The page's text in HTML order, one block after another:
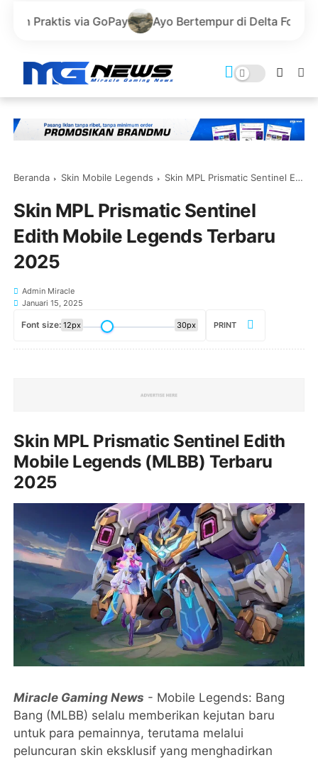
GoPay Ayo Bertempur di Delta Force dengan Senjata
Beranda Skin Mobile Legends Skin MPL Prismatic Sentinel Edith Mobile Legends Terbaru 2025
Skin MPL Prismatic Sentinel
Edith Mobile Legends Terbaru
2025
Admin Miracle
Januari 15, 2025
Font size: 12px 30px PRINT
Skin MPL Prismatic Sentinel Edith
Mobile Legends (MLBB) Terbaru
2025
Miracle Gaming News - Mobile Legends: Bang
Bang (MLBB) selalu memberikan kejutan baru
untuk para pemainnya, terutama melalui
peluncuran skin eksklusif yang menghadirkan